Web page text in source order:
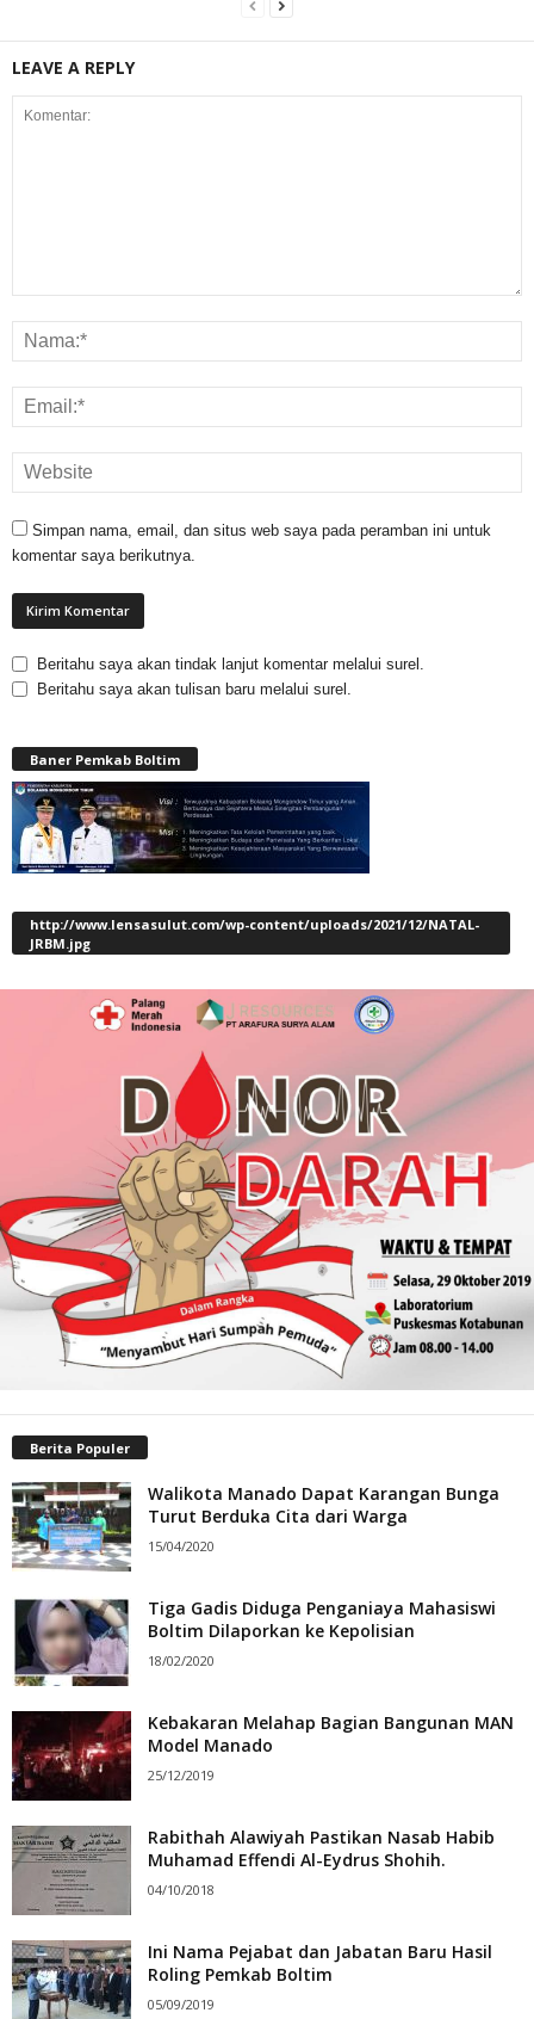
LEAVE A REPLY
Simpan nama, email, dan situs web saya pada peramban ini untuk
komentar saya berikutnya.
Beritahu saya akan tindak lanjut komentar melalui surel.
Beritahu saya akan tulisan baru melalui surel.
Baner Pemkab Boltim
http://www.lensasulut.com/wp-content/uploads/2021/12/NATAL-
JRBM.jpg
Berita Populer
Walikota Manado Dapat Karangan Bunga
Turut Berduka Cita dari Warga
15/04/2020
Tiga Gadis Diduga Penganiaya Mahasiswi
Boltim Dilaporkan ke Kepolisian
18/02/2020
Kebakaran Melahap Bagian Bangunan MAN
Model Manado
25/12/2019
Rabithah Alawiyah Pastikan Nasab Habib
Muhamad Effendi Al-Eydrus Shohih.
04/10/2018
Ini Nama Pejabat dan Jabatan Baru Hasil
Roling Pemkab Boltim
05/09/2019